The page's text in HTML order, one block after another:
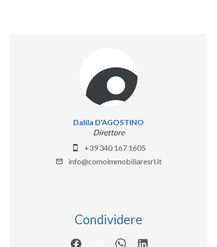
Dalila D'AGOSTINO
Direttore
+39 340 167 1605
info@comoimmobiliaresrl.it
Condividere